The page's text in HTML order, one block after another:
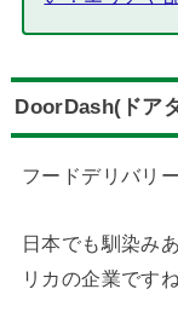
DoorDash(ドア
フードデリバリ
日本でも馴染み
リカの企業ですね